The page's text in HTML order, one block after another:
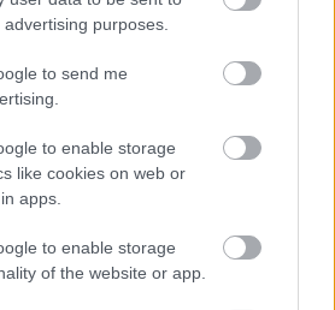
purposes.
to send me
to enable storage
like cookies on web or
apps.
to enable storage
of the website or app.